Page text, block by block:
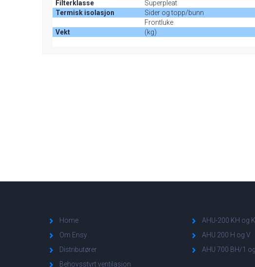
Filterklasse
Superpleat
Termisk isolasjon
Sider og topp/bunn
Frontluke
Vekt
(kg)
Home
Om Ensy
Distributører
Behovsstyrt ventilasjon
AHU-200 KH og
AHU 200 H og V
AHU 700 BH/1